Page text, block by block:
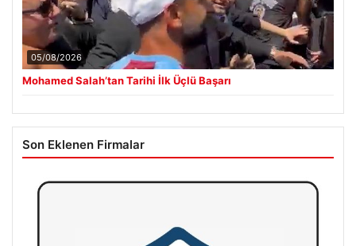
05/08/2026
Mohamed Salah’tan Tarihi İlk Üçlü Başarı
Son Eklenen Firmalar